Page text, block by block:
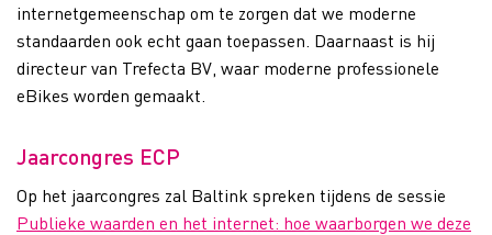
internetgemeenschap om te zorgen dat we moderne
standaarden ook echt gaan toepassen. Daarnaast is hij
directeur van Trefecta BV, waar moderne professionele
eBikes worden gemaakt.
Jaarcongres ECP
Op het jaarcongres zal Baltink spreken tijdens de sessie
Publieke waarden en het internet: hoe waarborgen we deze